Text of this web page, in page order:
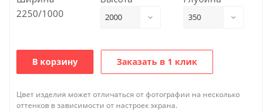
2250/1000
2000 350
В корзину Заказать в 1 клик
Цвет изделия может отличаться от фотографии на несколько
оттенков в зависимости от настроек экрана.